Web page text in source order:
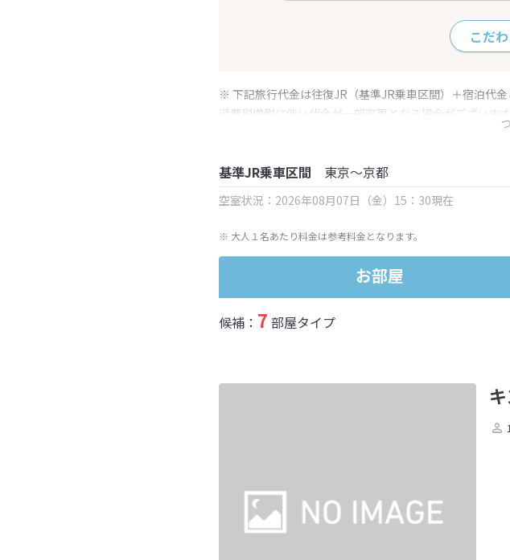
こだ
※ 下記旅行代金は往復JR（基準JR乗車区間）＋宿泊代金
消費税増税に伴い代金が一部変更となる場合がございます
※ 表示されている旅行代金・プラン内容は一定時間ごと
基準JR乗車区間 東京～京都
空室状況：2026年08月07日（金）15：30現在
※ 大人１名あたり料金は参考料金となります。
お部屋
候補： 7 部屋タイプ